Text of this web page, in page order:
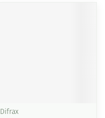
Difrax